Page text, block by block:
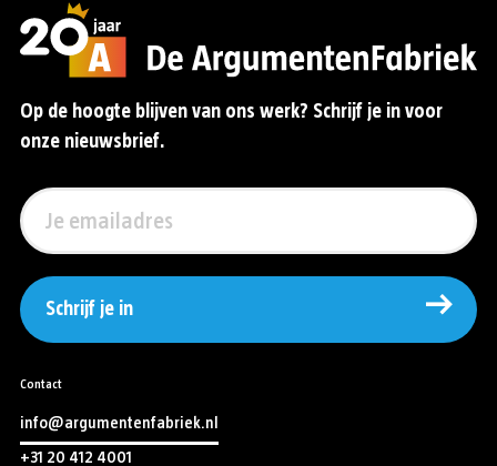
Op de hoogte blijven van ons werk? Schrijf je in voor
onze nieuwsbrief.
Schrijf je in
Contact
info@argumentenfabriek.nl
+31 20 412 4001